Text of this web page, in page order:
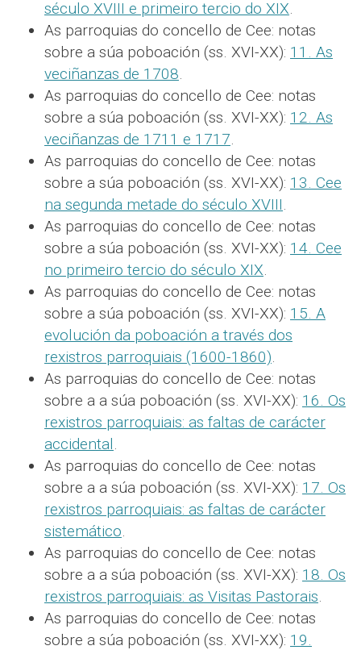
século XVIII e primeiro tercio do XIX.
As parroquias do concello de Cee: notas
sobre a súa poboación (ss. XVI-XX): 11. As
veciñanzas de 1708.
As parroquias do concello de Cee: notas
sobre a súa poboación (ss. XVI-XX): 12. As
veciñanzas de 1711 e 1717.
As parroquias do concello de Cee: notas
sobre a súa poboación (ss. XVI-XX): 13. Cee
na segunda metade do século XVIII.
As parroquias do concello de Cee: notas
sobre a súa poboación (ss. XVI-XX): 14. Cee
no primeiro tercio do século XIX.
As parroquias do concello de Cee: notas
sobre a súa poboación (ss. XVI-XX): 15. A
evolución da poboación a través dos
rexistros parroquiais (1600-1860).
As parroquias do concello de Cee: notas
sobre a a súa poboación (ss. XVI-XX): 16. Os
rexistros parroquiais: as faltas de carácter
accidental.
As parroquias do concello de Cee: notas
sobre a a súa poboación (ss. XVI-XX): 17. Os
rexistros parroquiais: as faltas de carácter
sistemático.
As parroquias do concello de Cee: notas
sobre a a súa poboación (ss. XVI-XX): 18. Os
rexistros parroquiais: as Visitas Pastorais.
As parroquias do concello de Cee: notas
sobre a súa poboación (ss. XVI-XX): 19.